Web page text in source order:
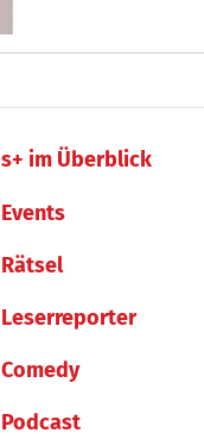
s+ im Überblick
Events
Rätsel
Leserreporter
Comedy
Podcast